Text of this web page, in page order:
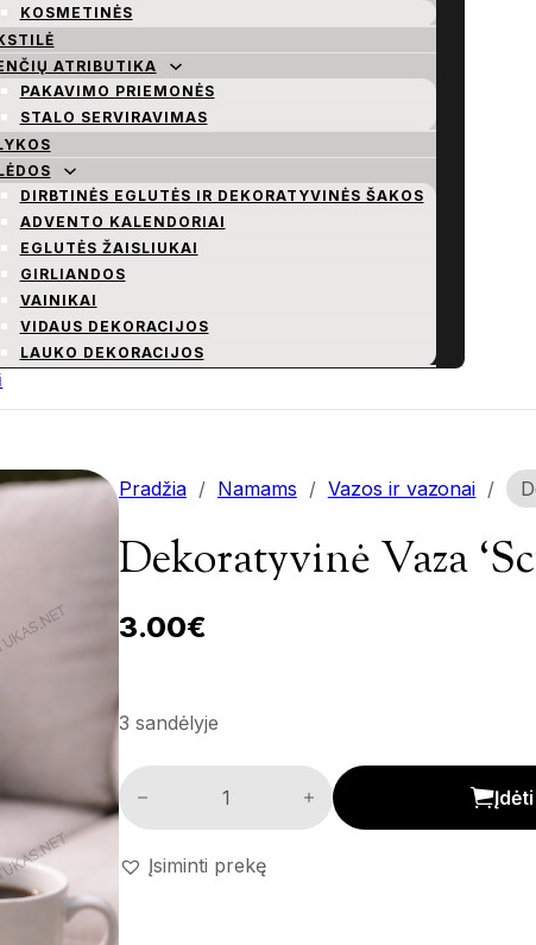
KOSMETINĖS
ATRIBUTIKA
PAKAVIMO PRIEMONĖS
STALO SERVIRAVIMAS
DIRBTINĖS EGLUTĖS IR DEKORATYVINĖS ŠAKOS
ADVENTO KALENDORIAI
EGLUTĖS ŽAISLIUKAI
GIRLIANDOS
VAINIKAI
VIDAUS DEKORACIJOS
LAUKO DEKORACIJOS
Pradžia / Namams / Vazos ir vazonai /
Dekoratyvinė Vaza
3.00€
3 sandėlyje
Dekoratyvinė vaza 'Sculpt Aura' kiekis
Įsiminti prekę